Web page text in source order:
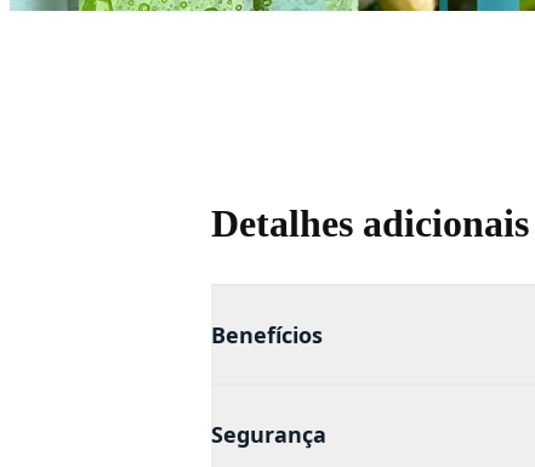
Detalhes adicionais
Benefícios
Segurança